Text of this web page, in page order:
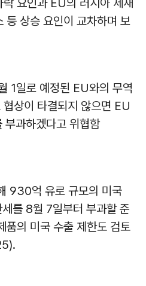
요인과 EU의 러시아 제재
등 상승 요인이 교차하며 보
1일로 예정된 EU와의 무역
상이 타결되지 않으면 EU
과하겠다고 위협함
930억 유로 규모의 미국
를 8월 7일부터 부과할 준
품의 미국 수출 제한도 검토